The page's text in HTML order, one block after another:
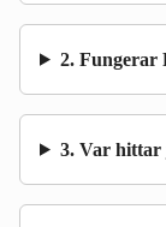
2. Fungerar
3. Var hittar